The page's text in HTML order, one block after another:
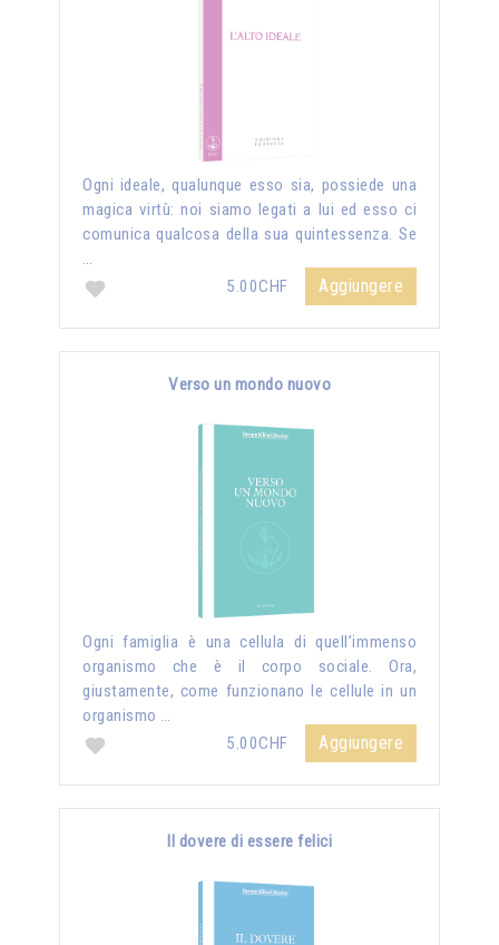
Ogni ideale, qualunque esso sia, possiede una
magica virtù: noi siamo legati a lui ed esso ci
comunica qualcosa della sua quintessenza. Se
…
5.00CHF
Aggiungere
Verso un mondo nuovo
Ogni famiglia è una cellula di quell’immenso
organismo che è il corpo sociale. Ora,
giustamente, come funzionano le cellule in un
organismo …
5.00CHF
Aggiungere
Il dovere di essere felici